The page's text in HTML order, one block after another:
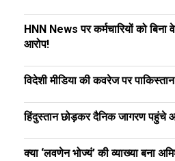
HNN News पर कर्मचारियों को
आरोप!
विदेशी मीडिया की कवरेज पर
हिंदुस्तान छोड़कर दैनिक जागरण पहुंचे
क्या ‘लवणेन भोज्यं’ की व्याख्या बना